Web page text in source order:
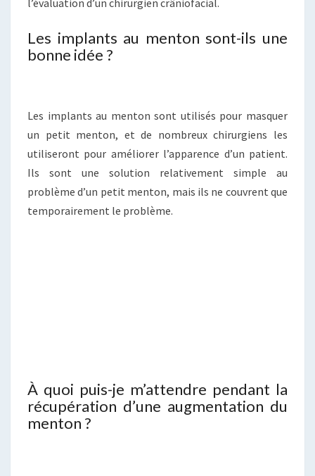
l’évaluation d’un chirurgien crâniofacial.
Les implants au menton sont-ils une
bonne idée ?
Les implants au menton sont utilisés pour masquer
un petit menton, et de nombreux chirurgiens les
utiliseront pour améliorer l’apparence d’un patient.
Ils sont une solution relativement simple au
problème d’un petit menton, mais ils ne couvrent que
temporairement le problème.
À quoi puis-je m’attendre pendant la
récupération d’une augmentation du
menton ?